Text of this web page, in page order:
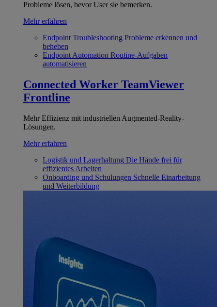
Probleme lösen, bevor User sie bemerken.
Mehr erfahren
Endpoint Troubleshooting Probleme erkennen und
beheben
Endpoint Automation Routine-Aufgaben
automatisieren
Connected Worker TeamViewer
Frontline
Mehr Effizienz mit industriellen Augmented-Reality-
Lösungen.
Mehr erfahren
Logistik und Lagerhaltung Die Hände frei für
effizientes Arbeiten
Onboarding und Schulungen Schnelle Einarbeitung
und Weiterbildung